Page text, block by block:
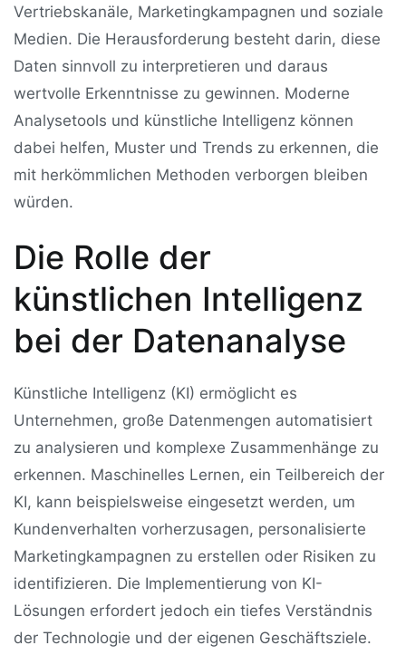
Vertriebskanäle, Marketingkampagnen und soziale
Medien. Die Herausforderung besteht darin, diese
Daten sinnvoll zu interpretieren und daraus
wertvolle Erkenntnisse zu gewinnen. Moderne
Analysetools und künstliche Intelligenz können
dabei helfen, Muster und Trends zu erkennen, die
mit herkömmlichen Methoden verborgen bleiben
würden.
Die Rolle der
künstlichen Intelligenz
bei der Datenanalyse
Künstliche Intelligenz (KI) ermöglicht es
Unternehmen, große Datenmengen automatisiert
zu analysieren und komplexe Zusammenhänge zu
erkennen. Maschinelles Lernen, ein Teilbereich der
KI, kann beispielsweise eingesetzt werden, um
Kundenverhalten vorherzusagen, personalisierte
Marketingkampagnen zu erstellen oder Risiken zu
identifizieren. Die Implementierung von KI-
Lösungen erfordert jedoch ein tiefes Verständnis
der Technologie und der eigenen Geschäftsziele.